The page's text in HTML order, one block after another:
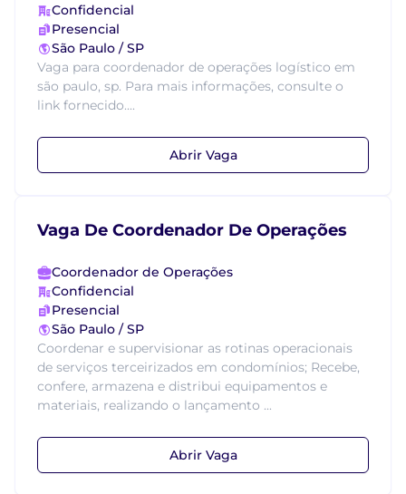
Confidencial
Presencial
São Paulo / SP
Vaga para coordenador de operações logístico em
são paulo, sp. Para mais informações, consulte o
link fornecido....
Abrir Vaga
Vaga De Coordenador De Operações
Coordenador de Operações
Confidencial
Presencial
São Paulo / SP
Coordenar e supervisionar as rotinas operacionais
de serviços terceirizados em condomínios; Recebe,
confere, armazena e distribui equipamentos e
materiais, realizando o lançamento ...
Abrir Vaga